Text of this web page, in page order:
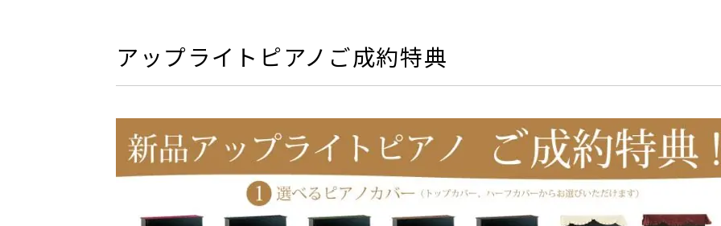
アップライトピアノご成約特典